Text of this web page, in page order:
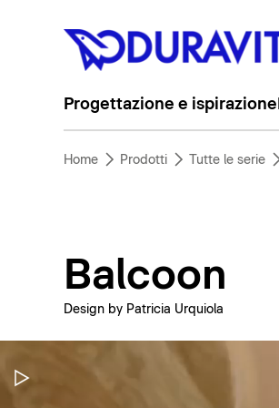
Progettazione e ispirazione
Home Prodotti Tutte le serie
Balcoon
Design by Patricia Urquiola
Metti in pausa il video